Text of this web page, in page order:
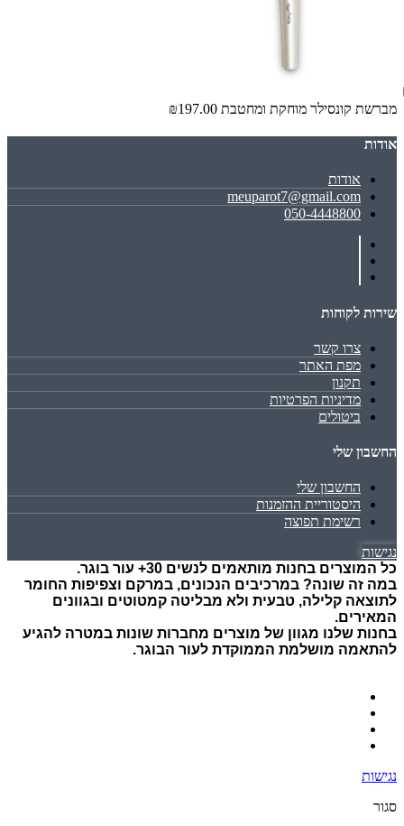
מברשת קונסילר מוחקת ומחטבת ₪197.00
אודות
אודות
meuparot7@gmail.com
050-4448800
שירות לקוחות
צרו קשר
מפת האתר
תקנון
מדיניות הפרטיות
ביטולים
החשבון שלי
החשבון שלי
היסטוריית ההזמנות
רשימת תפוצה
נגישות
כל המוצרים בחנות מותאמים לנשים 30+ עור בוגר.
במה זה שונה? במרכיבים הנכונים, במרקם וצפיפות החומר
לתוצאה קלילה, טבעית ולא מבליטה קמטוטים ובגוונים
המאירים.
בחנות שלנו מגוון של מוצרים מחברות שונות במטרה להגיע
להתאמה מושלמת הממוקדת לעור הבוגר.
נגישות
סגור